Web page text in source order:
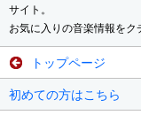
サイト。
お気に入りの音楽情報をク
トップページ
初めての方はこちら